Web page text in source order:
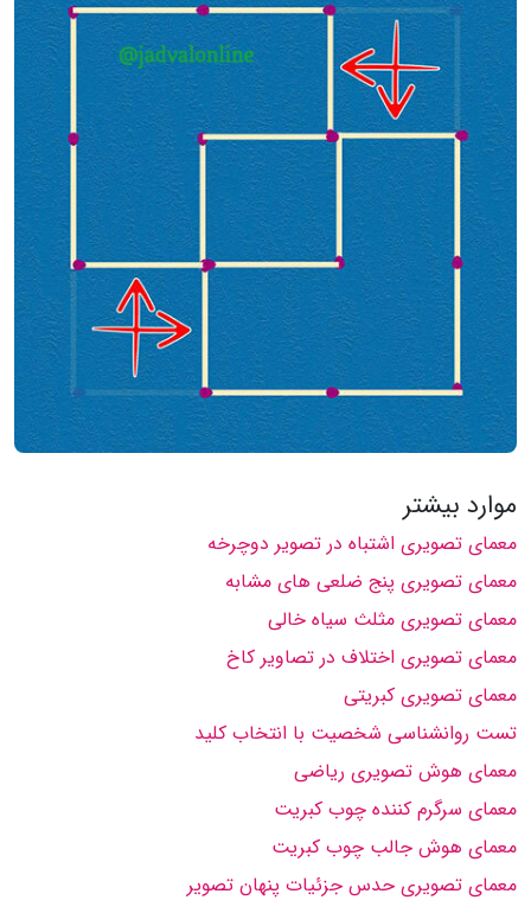
موارد بیشتر
معمای تصویری اشتباه در تصویر دوچرخه
معمای تصویری پنج ضلعی های مشابه
معمای تصویری مثلث سیاه خالی
معمای تصویری اختلاف در تصاویر کاخ
معمای تصویری کبریتی
تست روانشناسی شخصیت با انتخاب کلید
معمای هوش تصویری ریاضی
معمای سرگرم کننده چوب کبریت
معمای هوش جالب چوب کبریت
معمای تصویری حدس جزئیات پنهان تصویر